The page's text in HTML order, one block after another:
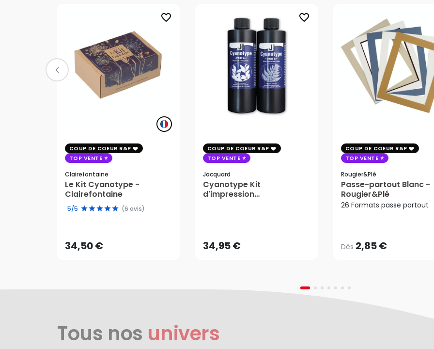
favorite_border
COUP DE COEUR R&P
TOP VENTE
Clairefontaine
Le Kit Cyanotype -
Clairefontaine
5/5 (6 avis)
34,50 €AJOUTER AU PANIER
favorite_border
COUP DE COEUR R&P
TOP VENTE
Jacquard
Cyanotype Kit
d'impression
34,95 €AJOUTER AU PANIER
COUP DE COEUR R&P
TOP VENTE
Rougier&plé
Passe-partout Blanc -
Rougier&Plé
26 Formats passe partout
Dès 2,85 €
2,85 €
Tous nos univers